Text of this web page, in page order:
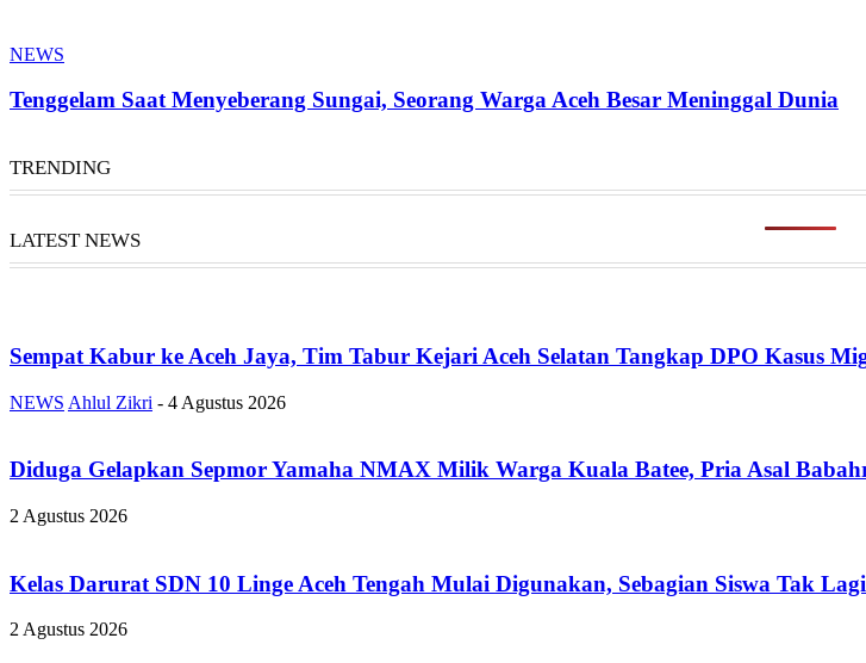
NEWS
Tenggelam Saat Menyeberang Sungai, Seorang Warga Aceh Besar Meninggal Dunia
TRENDING
LATEST NEWS
Sempat Kabur ke Aceh Jaya, Tim Tabur Kejari Aceh Selatan Tangkap DPO Kasus
NEWS Ahlul Zikri - 4 Agustus 2026
Diduga Gelapkan Sepmor Yamaha NMAX Milik Warga Kuala Batee, Pria Asal
2 Agustus 2026
Kelas Darurat SDN 10 Linge Aceh Tengah Mulai Digunakan, Sebagian Siswa Tak
2 Agustus 2026